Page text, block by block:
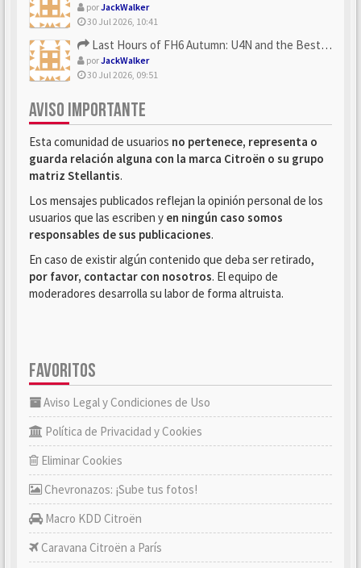
porJackWalker
30 Jul 2026, 10:41
Last Hours of FH6 Autumn: U4N and the Best Rewards to Grab
porJackWalker
30 Jul 2026, 09:51
AVISO IMPORTANTE
Esta comunidad de usuarios no pertenece, representa o
guarda relación alguna con la marca Citroën o su grupo
matriz Stellantis.
Los mensajes publicados reflejan la opinión personal de los
usuarios que las escriben y en ningún caso somos
responsables de sus publicaciones.
En caso de existir algún contenido que deba ser retirado,
por favor, contactar con nosotros. El equipo de
moderadores desarrolla su labor de forma altruista.
FAVORITOS
Aviso Legal y Condiciones de Uso
Política de Privacidad y Cookies
Eliminar Cookies
Chevronazos: ¡Sube tus fotos!
Macro KDD Citroën
Caravana Citroën a París